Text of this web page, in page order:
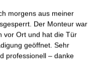
morgens aus meiner
Der Monteur war
vor Ort und hat die Tür
geöffnet. Sehr
professionell – danke